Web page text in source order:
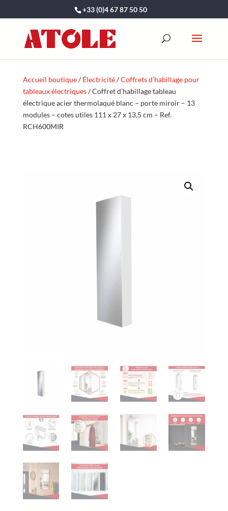
+33 (0)4 67 87 50 50
Accueil boutique/Électricité/Coffrets d’habillage pour
tableaux électriques/ Coffret d’habillage tableau
électrique acier thermolaqué blanc – porte miroir – 13
modules – cotes utiles 111 x 27 x 13,5 cm – Ref.
RCH600MIR